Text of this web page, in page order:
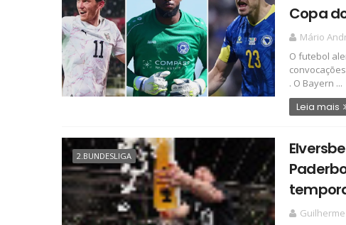
Copa
Mário
O futebol
. O Bayern ...
Leia mais
2.BUNDESLIGA